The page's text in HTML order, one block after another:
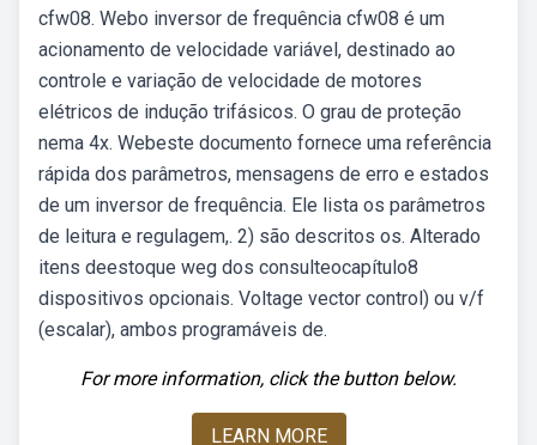
cfw08. Webo inversor de frequência cfw08 é um
acionamento de velocidade variável, destinado ao
controle e variação de velocidade de motores
elétricos de indução trifásicos. O grau de proteção
nema 4x. Webeste documento fornece uma referência
rápida dos parâmetros, mensagens de erro e estados
de um inversor de frequência. Ele lista os parâmetros
de leitura e regulagem,. 2) são descritos os. Alterado
itens deestoque weg dos consulteocapítulo8
dispositivos opcionais. Voltage vector control) ou v/f
(escalar), ambos programáveis de.
For more information, click the button below.
LEARN MORE